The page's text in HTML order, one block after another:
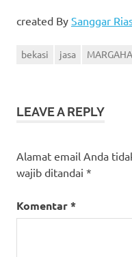
created By Sanggar
bekasi jasa
LEAVE A REPLY
Alamat email Anda
wajib ditandai *
Komentar*